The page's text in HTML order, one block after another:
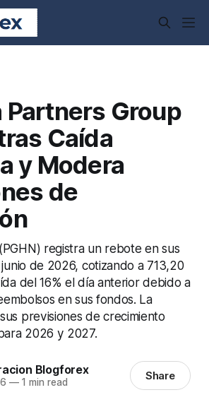
Partners Group
Caída
y Modera
de
registra un rebote en sus
de 2026, cotizando a 713,20
del 16% el día anterior debido a
en sus fondos. La
previsiones de crecimiento
2026 y 2027.
Blogforex
—1 min read Share